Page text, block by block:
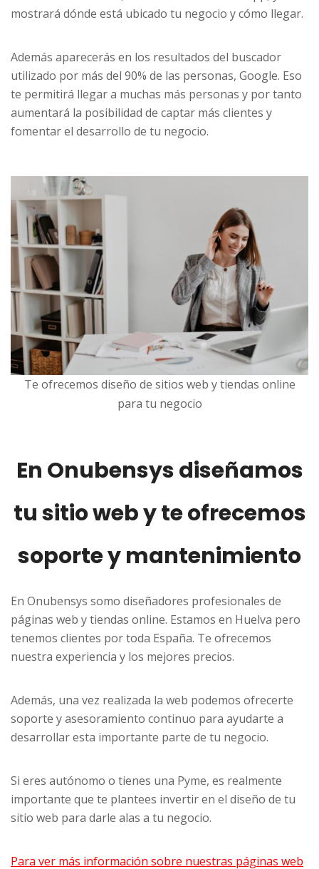
mostrará dónde está ubicado tu negocio y cómo llegar.
Además aparecerás en los resultados del buscador
utilizado por más del 90% de las personas, Google. Eso
te permitirá llegar a muchas más personas y por tanto
aumentará la posibilidad de captar más clientes y
fomentar el desarrollo de tu negocio.
Te ofrecemos diseño de sitios web y tiendas online
para tu negocio
En Onubensys diseñamos
tu sitio web y te ofrecemos
soporte y mantenimiento
En Onubensys somo diseñadores profesionales de
páginas web y tiendas online. Estamos en Huelva pero
tenemos clientes por toda España. Te ofrecemos
nuestra experiencia y los mejores precios.
Además, una vez realizada la web podemos ofrecerte
soporte y asesoramiento continuo para ayudarte a
desarrollar esta importante parte de tu negocio.
Si eres autónomo o tienes una Pyme, es realmente
importante que te plantees invertir en el diseño de tu
sitio web para darle alas a tu negocio.
Para ver más información sobre nuestras páginas web